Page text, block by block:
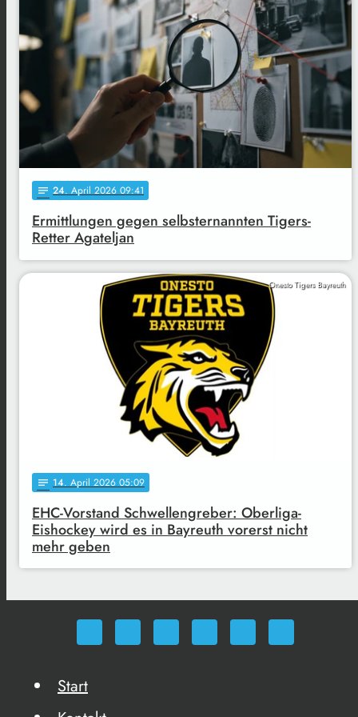
notes 24. April 2026 09:41
Ermittlungen gegen selbsternannten Tigers-
Retter Agateljan
Onesto Tigers Bayreuth
notes 14. April 2026 05:09
EHC-Vorstand Schwellengreber: Oberliga-
Eishockey wird es in Bayreuth vorerst nicht
mehr geben
Start